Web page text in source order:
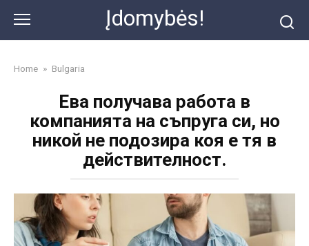
content
Įdomybės!
Home » Bulgaria
Ева получава работа в
компанията на съпруга си, но
никой не подозира коя е тя в
действителност.